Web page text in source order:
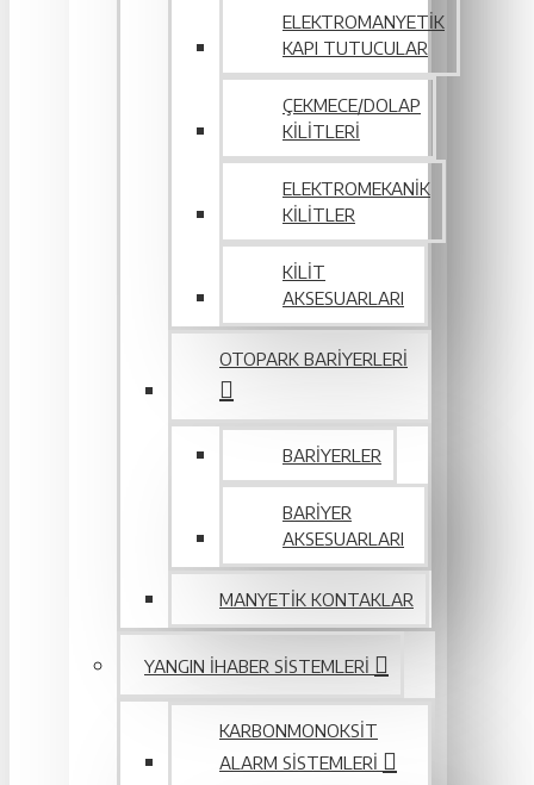
ELEKTROMANYETIK
KAPI TUTUCULAR
ÇEKMECE/DOLAP
KILITLERI
ELEKTROMEKANIK
KILITLER
KILIT
AKSESUARLARI
OTOPARK BARIYERLERI
BARIYERLER
BARIYER
AKSESUARLARI
MANYETIK KONTAKLAR
YANGIN IHABER SISTEMLERI
KARBONMONOKSIT
ALARM SISTEMLERI